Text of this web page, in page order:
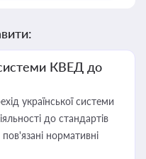
системи КВЕД до
української системи
до стандартів
нормативні